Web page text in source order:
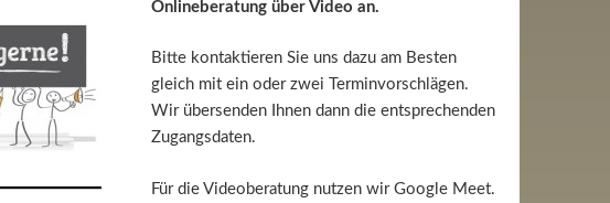
Onlineberatung über Video an.
Bitte kontaktieren Sie uns dazu am Besten
gleich mit ein oder zwei Terminvorschlägen.
Wir übersenden Ihnen dann die entsprechenden
Zugangsdaten.
Für die Videoberatung nutzen wir Google Meet.